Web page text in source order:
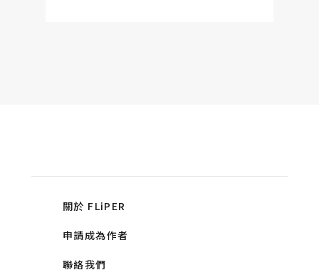
關於 FLiPER
申請成為作者
聯絡我們